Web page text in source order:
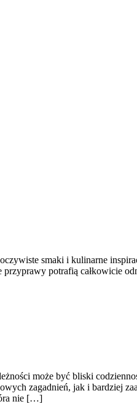
smaki i kulinarne
potrafią całkowicie
może być bliski
zagadnień, jak i bardziej
nie […]